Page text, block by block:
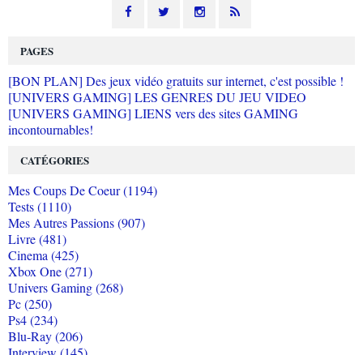
PAGES
[BON PLAN] Des jeux vidéo gratuits sur internet, c'est possible !
[UNIVERS GAMING] LES GENRES DU JEU VIDEO
[UNIVERS GAMING] LIENS vers des sites GAMING
incontournables!
CATÉGORIES
Mes Coups De Coeur (1194)
Tests (1110)
Mes Autres Passions (907)
Livre (481)
Cinema (425)
Xbox One (271)
Univers Gaming (268)
Pc (250)
Ps4 (234)
Blu-Ray (206)